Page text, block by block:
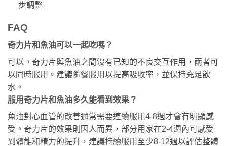
步調整
FAQ
奇力片和魚油可以一起吃嗎？
可以。奇力片與魚油之間沒有已知的不良交互作用，兩者可
以同時服用。建議隨餐服用以提高吸收率，並保持充足飲
水。
服用奇力片和魚油多久能看到效果？
魚油對心血管的改善通常需要連續服用4-8週才會有明顯感
受。奇力片的效果則因人而異，部分用家在2-4週內可感受
到體能和精力的提升，建議持續服用至少8-12週以評估整體